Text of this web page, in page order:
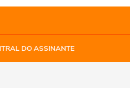
DO ASSINANTE